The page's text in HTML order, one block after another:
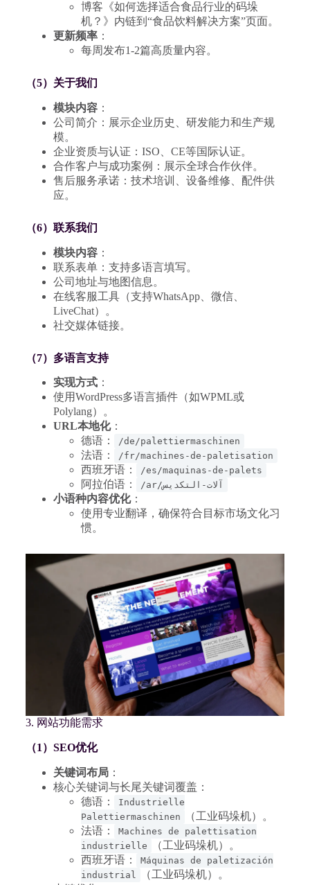
博客《如何选择适合食品行业的码垛
机？》内链到“食品饮料解决方案”页面。
更新频率：
每周发布1-2篇高质量内容。
（5）关于我们
模块内容：
公司简介：展示企业历史、研发能力和生产规
模。
企业资质与认证：ISO、CE等国际认证。
合作客户与成功案例：展示全球合作伙伴。
售后服务承诺：技术培训、设备维修、配件供
应。
（6）联系我们
模块内容：
联系表单：支持多语言填写。
公司地址与地图信息。
在线客服工具（支持WhatsApp、微信、
LiveChat）。
社交媒体链接。
（7）多语言支持
实现方式：
使用WordPress多语言插件（如WPML或
Polylang）。
URL本地化：
德语：
/de/palettiermaschinen
法语： /fr/machines-de-paletisation
西班牙语： /es/maquinas-de-palets
阿拉伯语： /ar/آلات-التكديس
小语种内容优化：
使用专业翻译，确保符合目标市场文化习
惯。
3. 网站功能需求
（1）SEO优化
关键词布局：
核心关键词与长尾关键词覆盖：
德语：
Industrielle
Palettiermaschinen
（工业码垛机）。
法语：
Machines de palettisation
industrielle
（工业码垛机）。
西班牙语：
Máquinas de paletización
industrial
（工业码垛机）。